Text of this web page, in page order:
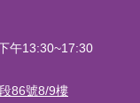
午13:30~17:30
86號8/9樓